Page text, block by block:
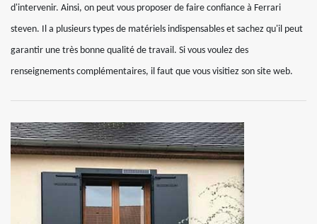
d'intervenir. Ainsi, on peut vous proposer de faire confiance à Ferrari
steven. Il a plusieurs types de matériels indispensables et sachez qu'il peut
garantir une très bonne qualité de travail. Si vous voulez des
renseignements complémentaires, il faut que vous visitiez son site web.